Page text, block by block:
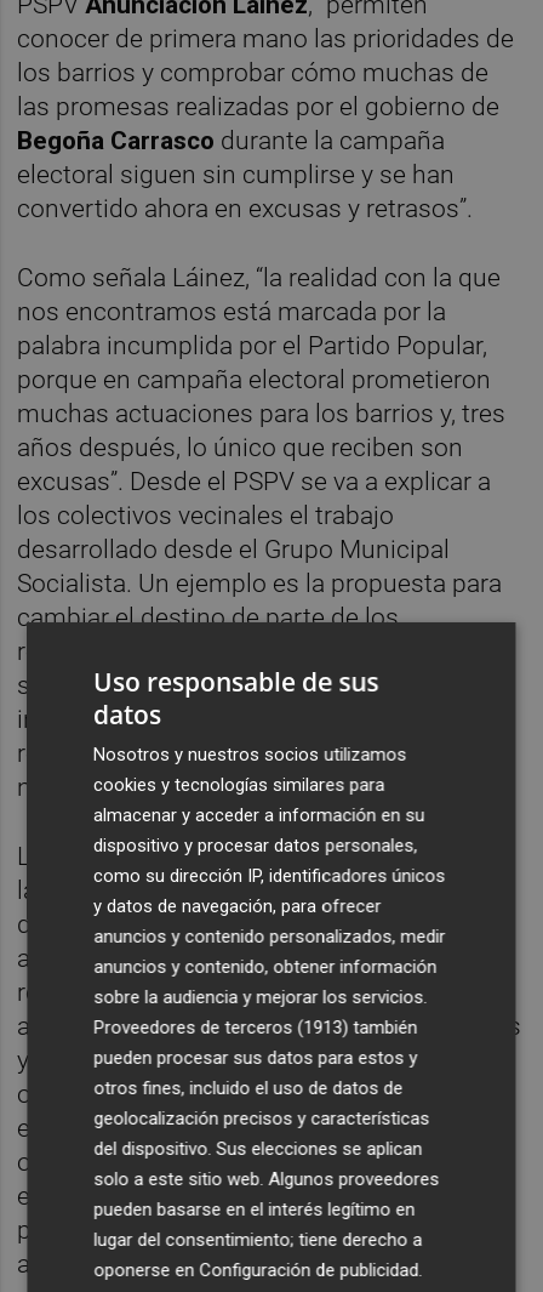
conocer de primera mano las prioridades de
los barrios y comprobar cómo muchas de
las promesas realizadas por el gobierno de
Begoña Carrasco durante la campaña
electoral siguen sin cumplirse y se han
convertido ahora en excusas y retrasos”.
Como señala Láinez, “la realidad con la que
nos encontramos está marcada por la
palabra incumplida por el Partido Popular,
porque en campaña electoral prometieron
muchas actuaciones para los barrios y, tres
años después, lo único que reciben son
excusas”. Desde el PSPV se va a explicar a
los colectivos vecinales el trabajo
desarrollado desde el Grupo Municipal
Socialista. Un ejemplo es la propuesta para
cambiar el destino de parte de los
remanentes del presupuesto de 2025, que
se resume en reservar un millón de euros a
inversiones en los barrios aprovechando
recursos públicos procedentes de partidas
no ejecutadas.
La propuesta socialista, “que
lamentablemente ha rechazado el gobierno
de Begoña Carrasco, contemplaba
actuaciones de rehabilitación y
remodelación urbana, mejora de la
accesibilidad, renovación de infraestructuras
y adecuación de espacios públicos”, con el
objetivo de avanzar hacia una ciudad “más
equilibrada, más cuidada y con igualdad de
oportunidades para todos los barrios”,
explica la concejala. “El dinero público debe
ponerse al servicio de la ciudadanía y
aprovecharse para dar respuesta a
Uso responsable de sus
datos
Nosotros y nuestros socios utilizamos
cookies y tecnologías similares para
almacenar y acceder a información en su
dispositivo y procesar datos personales,
como su dirección IP, identificadores únicos
y datos de navegación, para ofrecer
anuncios y contenido personalizados, medir
anuncios y contenido, obtener información
sobre la audiencia y mejorar los servicios.
Proveedores de terceros (1913) también
pueden procesar sus datos para estos y
otros fines, incluido el uso de datos de
geolocalización precisos y características
del dispositivo. Sus elecciones se aplican
solo a este sitio web. Algunos proveedores
pueden basarse en el interés legítimo en
lugar del consentimiento; tiene derecho a
oponerse enConfiguración de publicidad